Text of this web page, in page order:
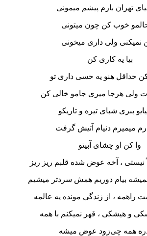
تهران بازم پیشم میمونی
حالمو خوب کن چون میتونی
نمیکنی ولی داری میخونی
بیا یه کاری کن
حداقل هنو یه حسی داری تو
ولی هرجا میری جامو خالی کن
ببری شبای تیره و تاریکو
میمیرم دنیام آتیش گرفت
وا کن او چشای آبیتو
نیستی ، آخه عوض شده قلبم ریز ریز
بیام دوریم‌ همش سردتر میشیم
راهمه ، از زندگی مونده یه عالمه
و هیشکی ، قهر نمیکنم با همه
همه چی‌زود عوض میشه